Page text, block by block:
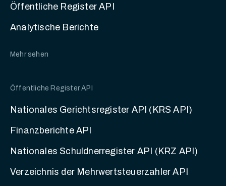
Öffentliche Register API
Analytische Berichte
Mehr sehen
Öffentliche Register API
Nationales Gerichtsregister API (KRS API)
Finanzberichte API
Nationales Schuldnerregister API (KRZ API)
Verzeichnis der Mehrwertsteuerzahler API